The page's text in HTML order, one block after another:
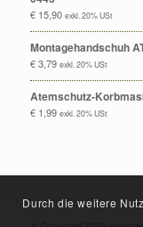
€15,90 exkl. 20% USt
Montagehandschuh
€3,79 exkl. 20% USt
Atemschutz-
€1,99 exkl. 20% USt
Durch die weitere